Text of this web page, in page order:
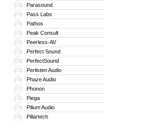
218 Parasound
219 Pass Labs
220 Pathos
221 Peak Consult
222 Peerless-AV
223 Perfect Sound
224 PerfectSound
225 Perlisten Audio
226 Phaze Audio
227 Phonon
228 Piega
229 Pilium Audio
230 Pillartech